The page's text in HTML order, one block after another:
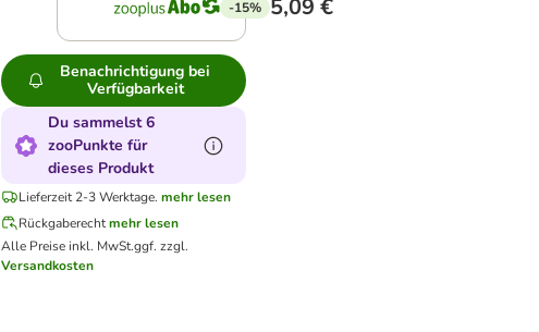
-15% 5,09 €
Benachrichtigung bei
Verfügbarkeit
Du sammelst 6
zooPunkte für
dieses Produkt
Lieferzeit 2-3 Werktage. mehr lesen
Rückgaberechtmehr lesen
Alle Preise inkl. MwSt.ggf. zzgl.
Versandkosten